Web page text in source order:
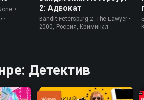
•
2: Адвокат
Bandit Petersburg 2: The Lawyer •
2000, Россия, Криминал
Детектив